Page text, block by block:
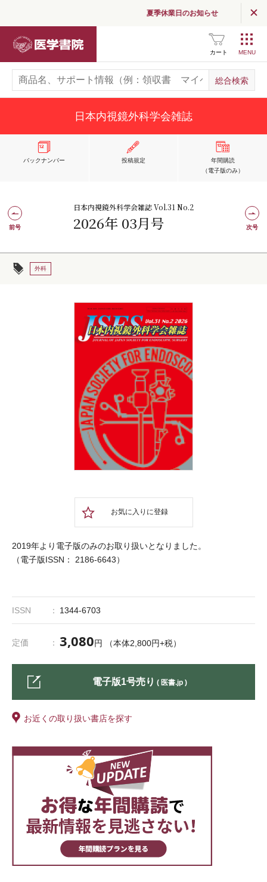
夏季休業日のお知らせ
カート
日本内視鏡外科学会雑誌
バックナンバー 投稿規定
年間購読
（電子版のみ）
日本内視鏡外科学会雑誌 Vol.31 No.2
2026年 03月号
前号 次号
外科
お気に入りに登録
2019年より電子版のみのお取り扱いとなりました。
（電子版ISSN： 2186-6643）
ISSN 1344-6703
定価 3,080円 （本体2,800円+税）
電子版1号売り ( 医書.jp )
お近くの取り扱い書店を探す